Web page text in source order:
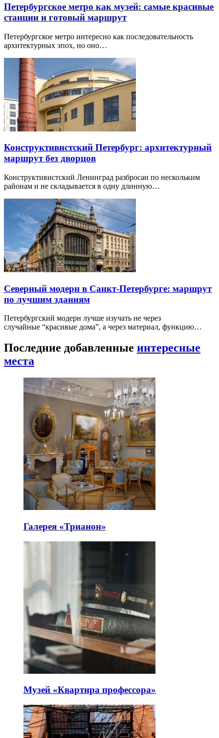
Петербургское метро как музей: самые красивые
станции и готовый маршрут
Петербургское метро интересно как последовательность
архитектурных эпох, но оно…
Конструктивистский Петербург: архитектурный
маршрут без дворцов
Конструктивистский Ленинград разбросан по нескольким
районам и не складывается в одну длинную…
Северный модерн в Санкт-Петербурге: маршрут
по лучшим зданиям
Петербургский модерн лучше изучать не через
случайные “красивые дома”, а через материал, функцию…
Последние добавленные интересные
места
Галерея «Трианон»
Музей «Квартира профессора»